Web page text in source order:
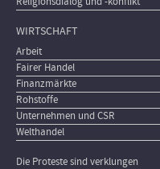
WIRTSCHAFT
Arbeit
Fairer Handel
Finanzmärkte
Rohstoffe
Unternehmen und CSR
Welthandel
Die Proteste sind verklungen